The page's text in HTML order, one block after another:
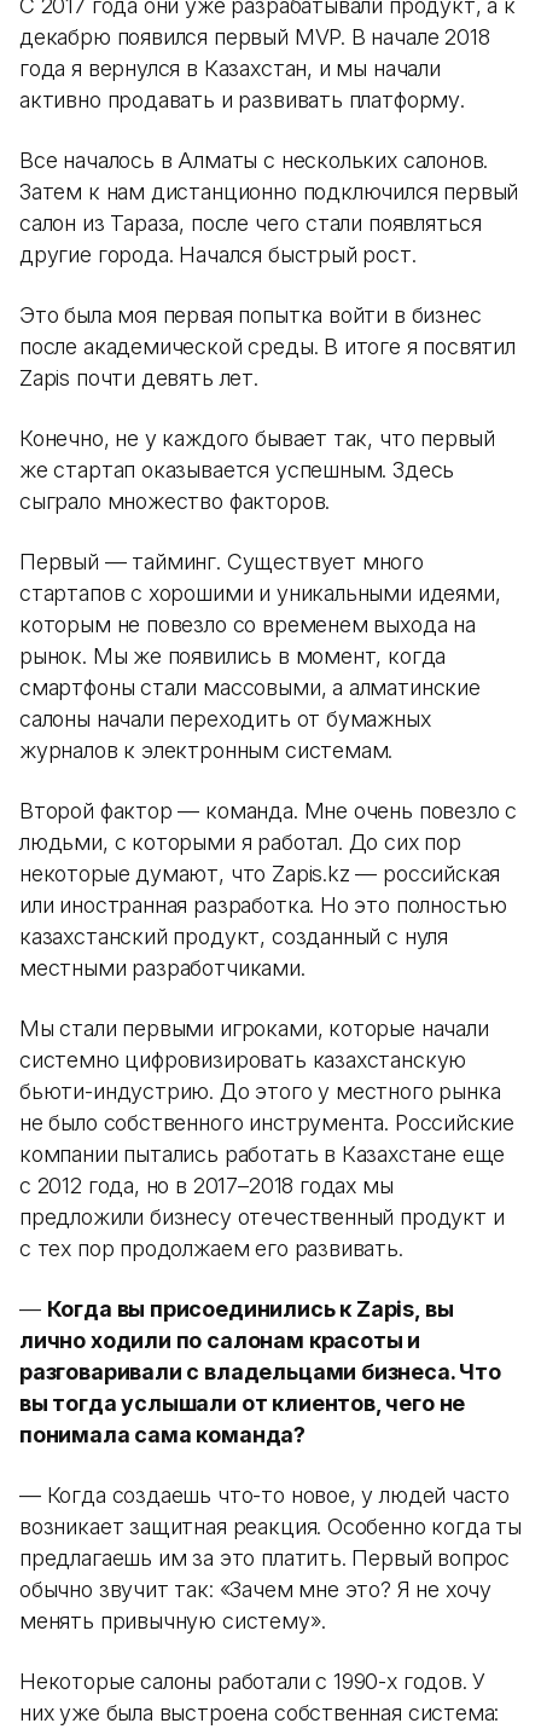
С 2017 года они уже разрабатывали продукт, а к
декабрю появился первый MVP. В начале 2018
года я вернулся в Казахстан, и мы начали
активно продавать и развивать платформу.
Все началось в Алматы с нескольких салонов.
Затем к нам дистанционно подключился первый
салон из Тараза, после чего стали появляться
другие города. Начался быстрый рост.
Это была моя первая попытка войти в бизнес
после академической среды. В итоге я посвятил
Zapis почти девять лет.
Конечно, не у каждого бывает так, что первый
же стартап оказывается успешным. Здесь
сыграло множество факторов.
Первый — тайминг. Существует много
стартапов с хорошими и уникальными идеями,
которым не повезло со временем выхода на
рынок. Мы же появились в момент, когда
смартфоны стали массовыми, а алматинские
салоны начали переходить от бумажных
журналов к электронным системам.
Второй фактор — команда. Мне очень повезло с
людьми, с которыми я работал. До сих пор
некоторые думают, что Zapis.kz — российская
или иностранная разработка. Но это полностью
казахстанский продукт, созданный с нуля
местными разработчиками.
Мы стали первыми игроками, которые начали
системно цифровизировать казахстанскую
бьюти-индустрию. До этого у местного рынка
не было собственного инструмента. Российские
компании пытались работать в Казахстане еще
с 2012 года, но в 2017–2018 годах мы
предложили бизнесу отечественный продукт и
с тех пор продолжаем его развивать.
— Когда вы присоединились к Zapis, вы
лично ходили по салонам красоты и
разговаривали с владельцами бизнеса. Что
вы тогда услышали от клиентов, чего не
понимала сама команда?
— Когда создаешь что-то новое, у людей часто
возникает защитная реакция. Особенно когда ты
предлагаешь им за это платить. Первый вопрос
обычно звучит так: «Зачем мне это? Я не хочу
менять привычную систему».
Некоторые салоны работали с 1990-х годов. У
них уже была выстроена собственная система: